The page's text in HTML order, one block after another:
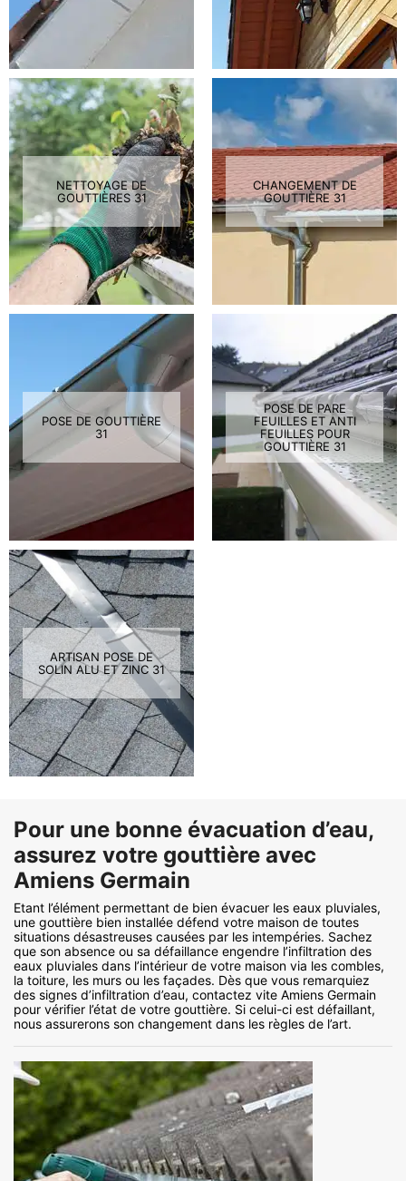
NETTOYAGE DE
GOUTTIÈRES 31
CHANGEMENT DE
GOUTTIÈRE 31
POSE DE GOUTTIÈRE
31
POSE DE PARE
FEUILLES ET ANTI
FEUILLES POUR
GOUTTIÈRE 31
ARTISAN POSE DE
SOLIN ALU ET ZINC 31
Pour une bonne évacuation d’eau,
assurez votre gouttière avec
Amiens Germain
Etant l’élément permettant de bien évacuer les eaux pluviales,
une gouttière bien installée défend votre maison de toutes
situations désastreuses causées par les intempéries. Sachez
que son absence ou sa défaillance engendre l’infiltration des
eaux pluviales dans l’intérieur de votre maison via les combles,
la toiture, les murs ou les façades. Dès que vous remarquiez
des signes d’infiltration d’eau, contactez vite Amiens Germain
pour vérifier l’état de votre gouttière. Si celui-ci est défaillant,
nous assurerons son changement dans les règles de l’art.